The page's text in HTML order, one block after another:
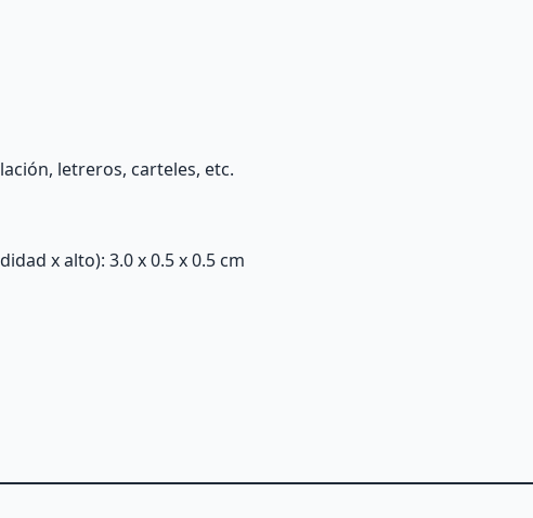
letreros, carteles, etc.
x alto): 3.0 x 0.5 x 0.5 cm